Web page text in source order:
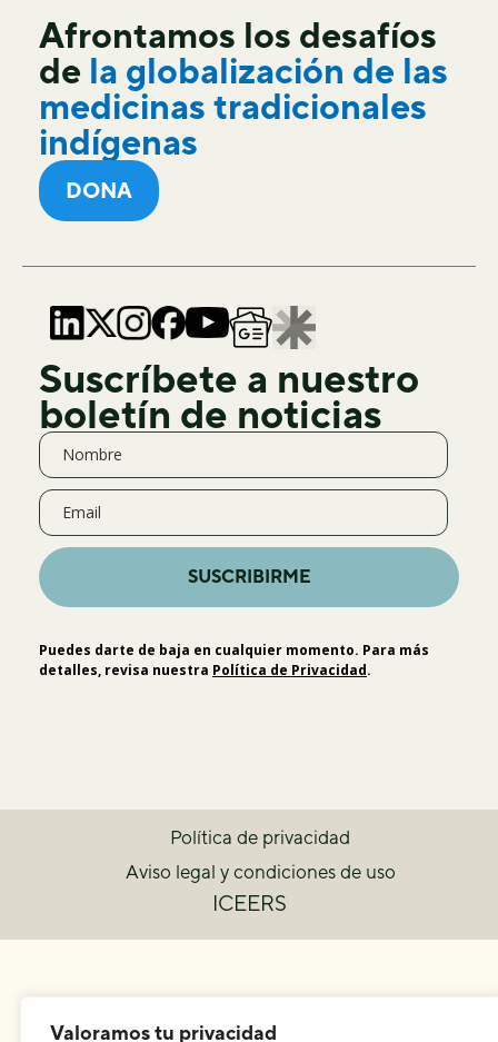
Valoramos tu privacidad
Afrontamos los desafíos
de la globalización de las
medicinas tradicionales
indígenas
DONA
Suscríbete a nuestro
boletín de noticias
SUSCRIBIRME
Puedes darte de baja en cualquier momento. Para más
detalles, revisa nuestra Política de Privacidad.
ICEERS
Política de privacidad
Aviso legal y condiciones de uso